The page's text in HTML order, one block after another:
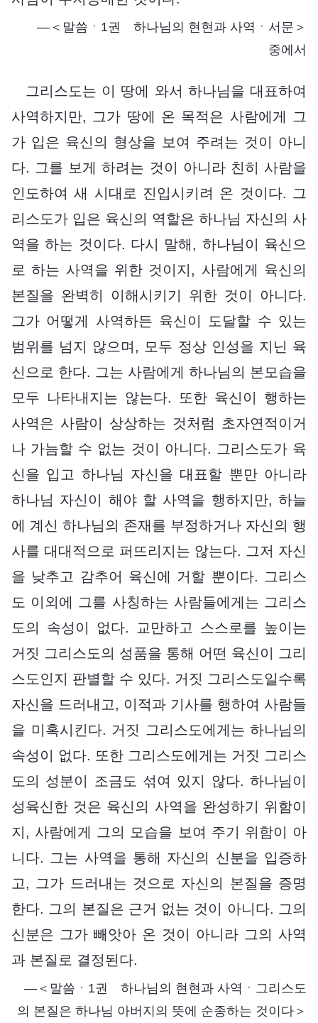
―＜말씀ㆍ1권 하나님의 현현과 사역ㆍ서문＞
중에서
그리스도는 이 땅에 와서 하나님을 대표하여
사역하지만, 그가 땅에 온 목적은 사람에게 그
가 입은 육신의 형상을 보여 주려는 것이 아니
다. 그를 보게 하려는 것이 아니라 친히 사람을
인도하여 새 시대로 진입시키려 온 것이다. 그
리스도가 입은 육신의 역할은 하나님 자신의 사
역을 하는 것이다. 다시 말해, 하나님이 육신으
로 하는 사역을 위한 것이지, 사람에게 육신의
본질을 완벽히 이해시키기 위한 것이 아니다.
그가 어떻게 사역하든 육신이 도달할 수 있는
범위를 넘지 않으며, 모두 정상 인성을 지닌 육
신으로 한다. 그는 사람에게 하나님의 본모습을
모두 나타내지는 않는다. 또한 육신이 행하는
사역은 사람이 상상하는 것처럼 초자연적이거
나 가늠할 수 없는 것이 아니다. 그리스도가 육
신을 입고 하나님 자신을 대표할 뿐만 아니라
하나님 자신이 해야 할 사역을 행하지만, 하늘
에 계신 하나님의 존재를 부정하거나 자신의 행
사를 대대적으로 퍼뜨리지는 않는다. 그저 자신
을 낮추고 감추어 육신에 거할 뿐이다. 그리스
도 이외에 그를 사칭하는 사람들에게는 그리스
도의 속성이 없다. 교만하고 스스로를 높이는
거짓 그리스도의 성품을 통해 어떤 육신이 그리
스도인지 판별할 수 있다. 거짓 그리스도일수록
자신을 드러내고, 이적과 기사를 행하여 사람들
을 미혹시킨다. 거짓 그리스도에게는 하나님의
속성이 없다. 또한 그리스도에게는 거짓 그리스
도의 성분이 조금도 섞여 있지 않다. 하나님이
성육신한 것은 육신의 사역을 완성하기 위함이
지, 사람에게 그의 모습을 보여 주기 위함이 아
니다. 그는 사역을 통해 자신의 신분을 입증하
고, 그가 드러내는 것으로 자신의 본질을 증명
한다. 그의 본질은 근거 없는 것이 아니다. 그의
신분은 그가 빼앗아 온 것이 아니라 그의 사역
과 본질로 결정된다.
―＜말씀ㆍ1권 하나님의 현현과 사역ㆍ그리스도
의 본질은 하나님 아버지의 뜻에 순종하는 것이다＞